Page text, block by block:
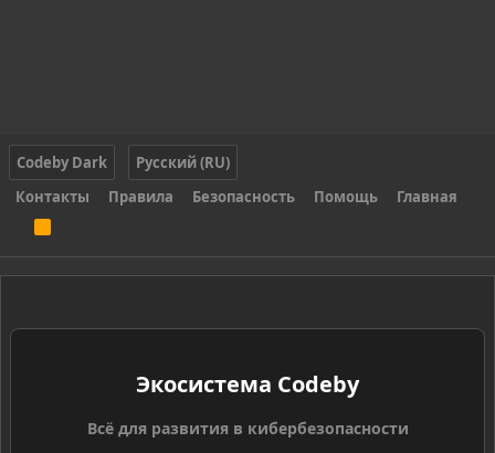
Codeby Dark
Русский (RU)
Контакты
Правила Безопасность Помощь Главная
S
Экосистема Codeby
Всё для развития в кибербезопасности